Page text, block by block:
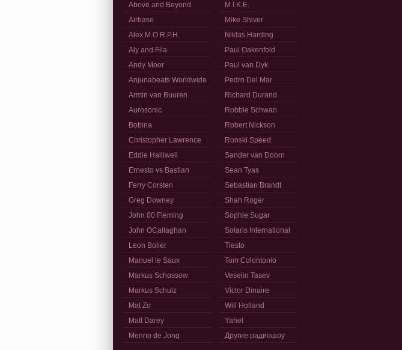
Above and Beyond
Airbase
Alex M.O.R.P.H.
Aly and Fila
Andy Moor
Anjunabeats Worldwide
Armin van Buuren
Aurosonic
Bobina
Christopher Lawrence
Eddie Halliwell
Ernesto vs Bastian
Ferry Corsten
Greg Downey
John 00 Fleming
John OCallaghan
Leon Bolier
Manuel le Saux
Markus Schossow
Markus Schulz
Mat Zo
Matt Darey
Menno de Jong
M.I.K.E.
Mike Shiver
Niklas Harding
Paul Oakenfold
Paul van Dyk
Pedro Del Mar
Richard Durand
Robbie Schwan
Robert Nickson
Ronski Speed
Sander van Doorn
Sean Tyas
Sebastian Brandt
Shah Roger
Sophie Sugar
Solaris International
Tiesto
Tom Colontonio
Veselin Tasev
Victor Dinaire
Will Holland
Yahel
Другие радиошоу